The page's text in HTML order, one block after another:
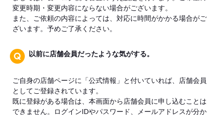
変更時期・変更内容にならない場合がございます。
また、ご依頼の内容によっては、対応に時間がかかる場合がご
ざいます。予めご了承ください。
以前に店舗会員だったような気がする。
ご自身の店舗ページに「公式情報」と付いていれば、店舗会員
としてご登録されています。
既に登録がある場合は、本画面から店舗会員に申し込むことは
できません。ログインIDやパスワード、メールアドレスが分か